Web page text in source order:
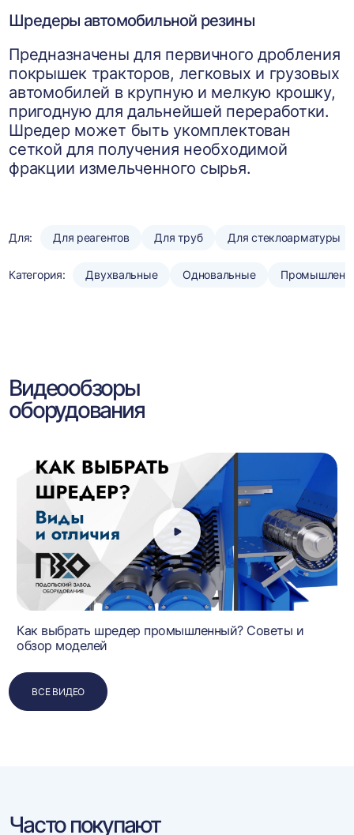
Шредеры автомобильной резины
Предназначены для первичного дробления
покрышек тракторов, легковых и грузовых
автомобилей в крупную и мелкую крошку,
пригодную для дальнейшей переработки.
Шредер может быть укомплектован
сеткой для получения необходимой
фракции измельченного сырья.
Для: Для реагентов Для труб Для стеклоарматуры
Категория: Двухвальные Одновальные
Видеообзоры
оборудования
Как выбрать шредер промышленный? Советы и
обзор моделей
ВСЕ ВИДЕО
Часто покупают